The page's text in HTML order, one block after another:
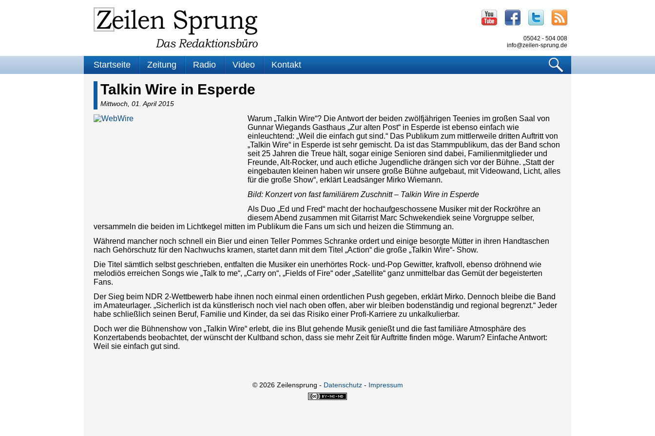
Youtube FacebookTwitter
05042 - 504 008
info@zeilen-sprung.de
Startseite Zeitung Radio Video Kontakt
Talkin Wire in Esperde
Mittwoch, 01. April 2015
Warum „Talkin Wire“? Die Antwort der beiden zwölfjährigen Teenies im großen Saal von
Gunnar Wiegands Gasthaus „Zur alten Post“ in Esperde ist ebenso einfach wie
einleuchtend: „Weil die einfach gut sind.“ Das Publikum zum mittlerweile dritten Auftritt von
„Talkin Wire“ in Esperde ist sehr gemischt. Da ist das Stammpublikum, das der Band schon
seit 25 Jahren die Treue hält, sogar einige Senioren sind dabei, Familienmitglieder und
Freunde, Alt-Rocker, und auch etliche Jugendliche drängen sich vor der Bühne. „Statt der
eingebauten kleinen haben wir unsere große Bühne aufgebaut, mit Videowand, Licht, alles
für die große Show“, erklärt Leadsänger Mirko Wiemann.
Bild: Konzert von fast familiärem Zuschnitt – Talkin Wire in Esperde
Als Duo „Ed und Fred“ macht der hochaufgeschossene Musiker mit der Rockröhre an
diesem Abend zusammen mit Gitarrist Marc Schwekendiek seine Vorgruppe selber,
versammeln die beiden im Lichtkegel mitten im Publikum die Fans um sich und heizen die Stimmung an.
Während mancher noch schnell ein Bier und einen Teller Pommes Schranke ordert und einige besorgte Mütter in ihren Handtaschen
nach Gehörschutz für den Nachwuchs kramen, startet dann mit dem Titel „Action“ die große „Talkin Wire“- Show.
Die Titel sämtlich selbst geschrieben, entfalten die Musiker ein unerhörtes Rock- und-Pop Gewitter, kraftvoll, ebenso dröhnend wie
melodiös erreichen Songs wie „Talk to me“, „Carry on“, „Fields of Fire“ oder „Satellite“ ganz unmittelbar das Gemüt der begeisterten
Fans.
Der Sieg beim NDR 2-Wettbewerb habe ihnen noch einmal einen ordentlichen Push gegeben, erklärt Mirko. Dennoch bleibe die Band
im Amateurlager. „Sicherlich ist da künstlerisch noch viel nach oben offen, aber wir bleiben bodenständig und regional begrenzt.“ Jeder
habe schließlich seinen Beruf, Familie und Kinder, da sei das Risiko einer Profi-Karriere zu unkalkulierbar.
Doch wer die Bühnenshow von „Talkin Wire“ erlebt, die ins Blut gehende Musik genießt und die fast familiäre Atmosphäre des
Konzertabends beobachtet, der wünscht der Kultband schon, dass sie mehr Zeit für Auftritte finden möge. Warum? Einfache Antwort:
Weil sie einfach gut sind.
© 2026 Zeilensprung - Datenschutz- Impressum